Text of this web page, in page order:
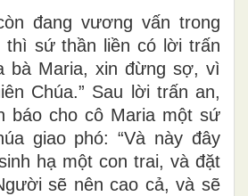
đang vương vấn trong
thì sứ thần liền có lời trấn
bà Maria, xin đừng sợ, vì
Chúa.” Sau lời trấn an,
báo cho cô Maria một sứ
giao phó: “Và này đây
hạ một con trai, và đặt
sẽ nên cao cả, và sẽ